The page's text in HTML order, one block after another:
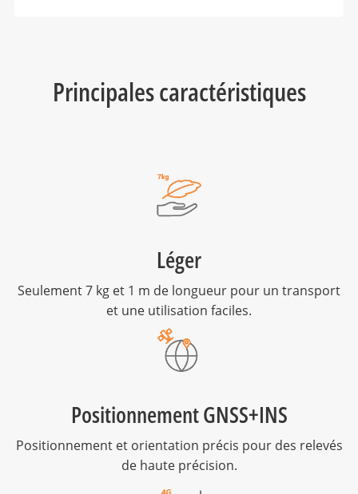
Principales caractéristiques
Léger
Seulement 7 kg et 1 m de longueur pour un transport
et une utilisation faciles.
Positionnement GNSS+INS
Positionnement et orientation précis pour des relevés
de haute précision.